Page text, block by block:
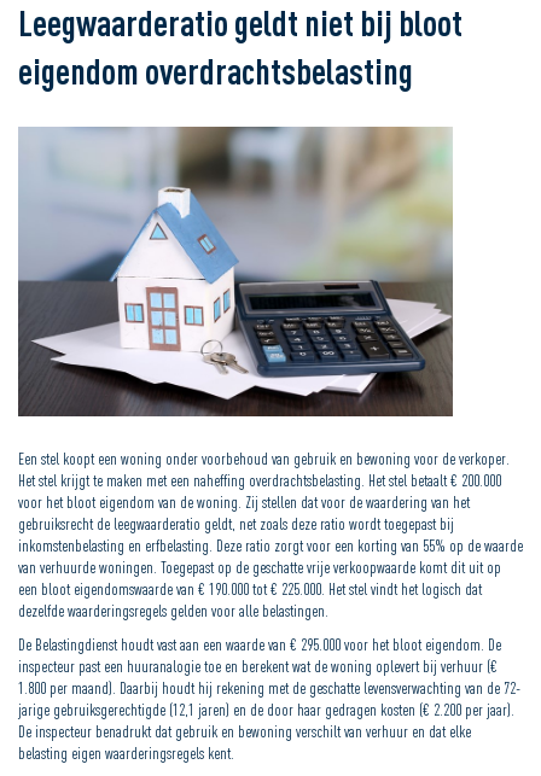
Leegwaarderatio geldt niet bij bloot
eigendom overdrachtsbelasting
Een stel koopt een woning onder voorbehoud van gebruik en bewoning voor de verkoper.
Het stel krijgt te maken met een naheffing overdrachtsbelasting. Het stel betaalt € 200.000
voor het bloot eigendom van de woning. Zij stellen dat voor de waardering van het
gebruiksrecht de leegwaarderatio geldt, net zoals deze ratio wordt toegepast bij
inkomstenbelasting en erfbelasting. Deze ratio zorgt voor een korting van 55% op de waarde
van verhuurde woningen. Toegepast op de geschatte vrije verkoopwaarde komt dit uit op
een bloot eigendomswaarde van € 190.000 tot € 225.000. Het stel vindt het logisch dat
dezelfde waarderingsregels gelden voor alle belastingen.
De Belastingdienst houdt vast aan een waarde van € 295.000 voor het bloot eigendom. De
inspecteur past een huuranalogie toe en berekent wat de woning oplevert bij verhuur (€
1.800 per maand). Daarbij houdt hij rekening met de geschatte levensverwachting van de 72-
jarige gebruiksgerechtigde (12,1 jaren) en de door haar gedragen kosten (€ 2.200 per jaar).
De inspecteur benadrukt dat gebruik en bewoning verschilt van verhuur en dat elke
belasting eigen waarderingsregels kent.